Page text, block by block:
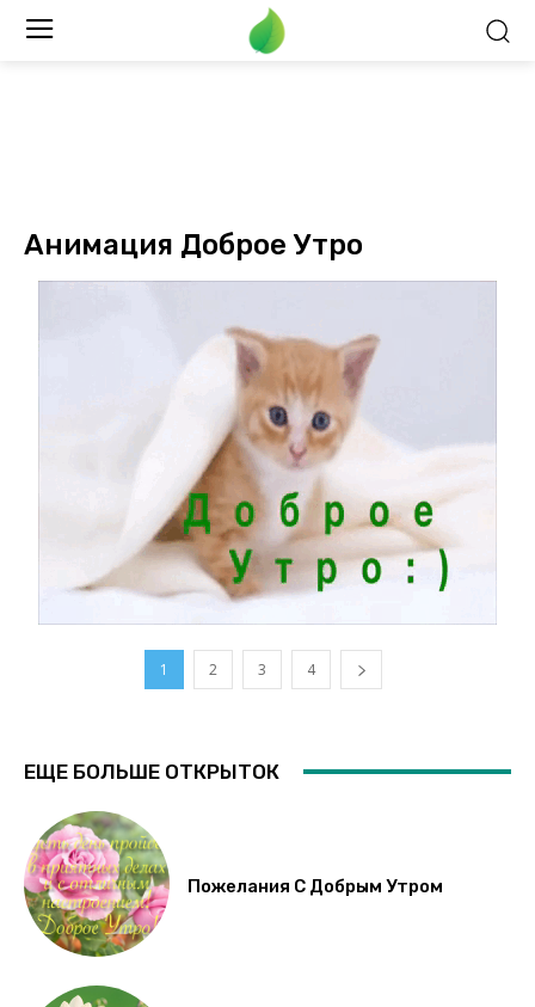
Анимация Доброе Утро
1 2 3 4
ЕЩЕ БОЛЬШЕ ОТКРЫТОК
Пожелания С Добрым Утром